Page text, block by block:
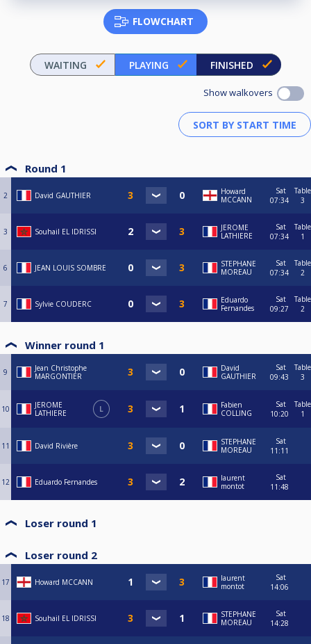
FLOWCHART
WAITING PLAYING FINISHED
Show walkovers
Round 1
2 David GAUTHIER
Howard
MCCANN
Sat
07:34
Table
3
3 Souhail EL IDRISSI
JEROME
LATHIERE
Sat
07:34
Table
1
6 JEAN LOUIS SOMBRE
STEPHANE
MOREAU
Sat
07:34
Table
2
7 Sylvie COUDERC
Eduardo
Fernandes
Sat
09:27
Table
2
Winner round 1
9
Jean Christophe
MARGONTIER
David
GAUTHIER
Sat
09:43
Table
3
10
JEROME
LATHIERE
L
Fabien
COLLING
Sat
10:20
Table
1
11 David Rivière
STEPHANE
MOREAU
Sat
11:11
12 Eduardo Fernandes
laurent
montot
Sat
11:48
Loser round 1
Loser round 2
17 Howard MCCANN
laurent
montot
Sat
14:06
18 Souhail EL IDRISSI
STEPHANE
MOREAU
Sat
14:28